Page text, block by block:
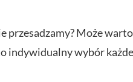
Może
indywidualny wybór